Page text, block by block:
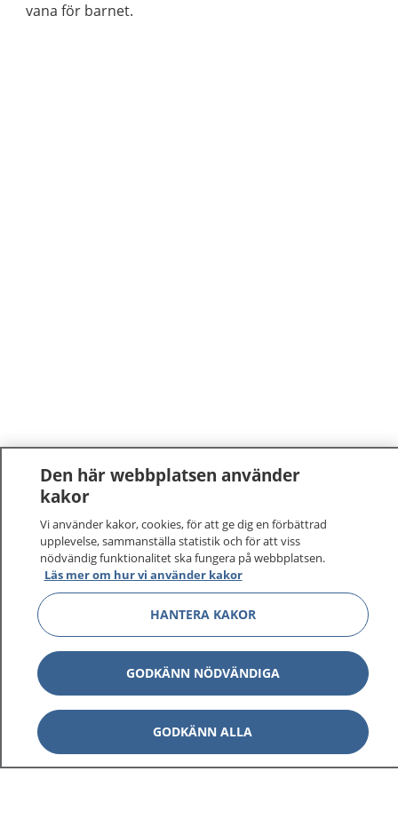
vana för barnet.
1177–tryggt om din hälsa och vård
På 1177.se får du råd om hälsa och information om
sjukdomar och vilka mottagningar du kan kontakta.
Logga in för att läsa din journal och göra dina
sjukvårdsrådgivning dygnet runt.
1177 ger dig råd när du vill må bättre.
Den här webbplatsen använder
kakor
Vi använder kakor, cookies, för att ge dig en förbättrad
upplevelse, sammanställa statistik och för att viss
nödvändig funktionalitet ska fungera på webbplatsen.
Läs mer om hur vi använder kakor
HANTERA KAKOR
GODKÄNN NÖDVÄNDIGA
GODKÄNN ALLA